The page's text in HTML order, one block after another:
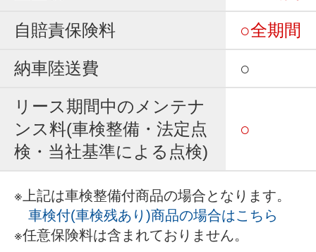
自賠責保険料
○全期間
納車陸送費
○
リース期間中のメンテナ
ンス料(車検整備・法定点
検・当社基準による点検)
○
※上記は車検整備付商品の場合となります。
車検付(車検残あり)商品の場合はこちら
※任意保険料は含まれておりません。